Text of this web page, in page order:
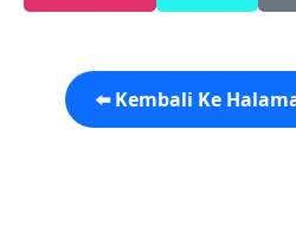
⬅️ Kembali Ke